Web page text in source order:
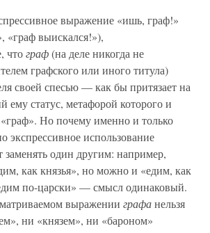
выражение «ишь, граф!»
«граф выискался!»),
чтограф(на деле никогда не
графского или иного титула)
своей спесью — как бы притязает на
ему статус, метафорой которого и
«граф». Но почему именно и только
экспрессивное использование
заменять один другим: например,
как князья», но можно и «едим, как
по-царски» — смысл одинаковый.
выражении графанельзя
ни «князем», ни «бароном»